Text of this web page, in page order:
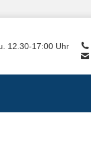
12.30-17:00 Uhr